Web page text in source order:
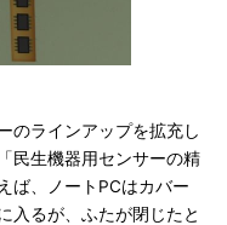
のラインアップを拡充し
民生機器用センサーの精
ば、ノートPCはカバー
入るが、ふたが閉じたと